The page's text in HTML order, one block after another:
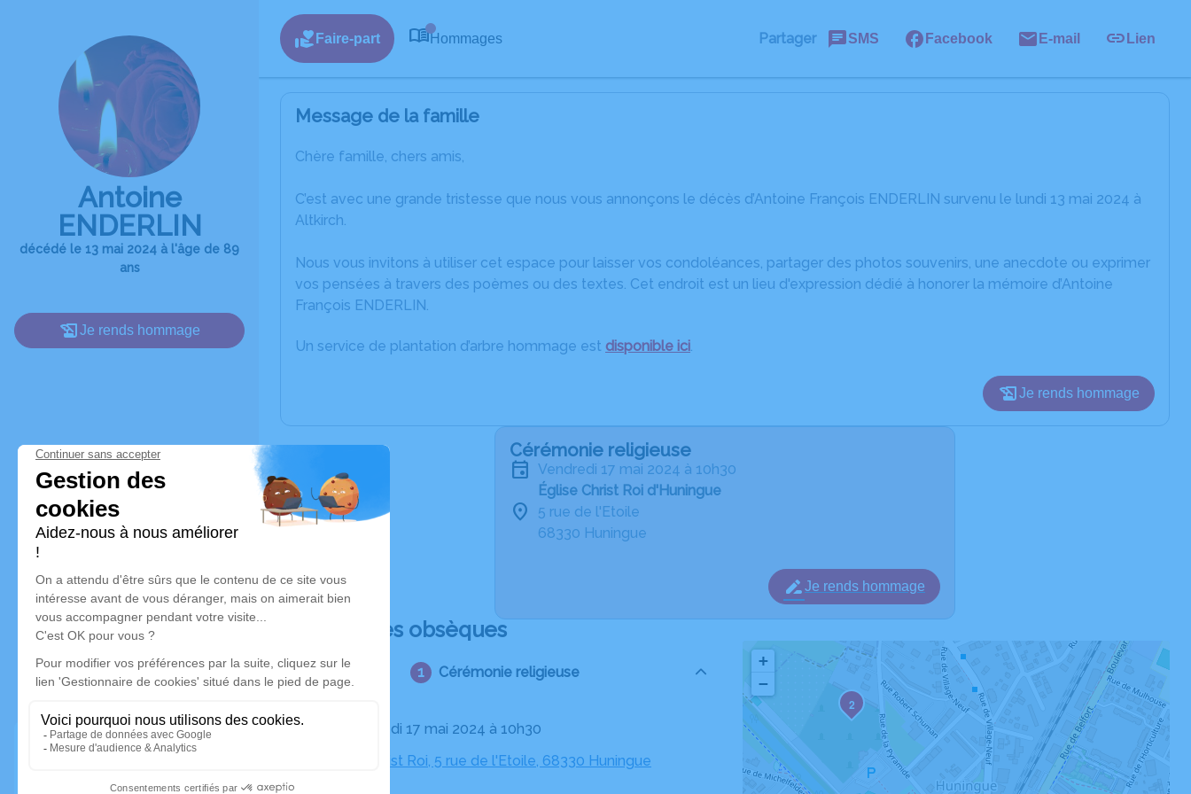
Antoine
ENDERLIN
décédé le 13 mai 2024 à l'âge de 89
ans
Je rends hommage
Faire-part Hommages Partager SMS Facebook E-mail Lien
Message de la famille
Chère famille, chers amis,
C’est avec une grande tristesse que nous vous annonçons le décès d’Antoine François ENDERLIN survenu le lundi 13 mai 2024 à
Altkirch.
Nous vous invitons à utiliser cet espace pour laisser vos condoléances, partager des photos souvenirs, une anecdote ou exprimer
vos pensées à travers des poèmes ou des textes. Cet endroit est un lieu d'expression dédié à honorer la mémoire d’Antoine
François ENDERLIN.
Un service de plantation d’arbre hommage est disponible ici.
Je rends hommage
Cérémonie religieuse
vendredi 17 mai 2024 à 10h30
Église Christ Roi d'Huningue
5 rue de l'Etoile
68330 Huningue
Je rends hommage
Déroulé des obsèques
Cérémonie religieuse
Le vendredi 17 mai 2024 à 10h30
Église Christ Roi, 5 rue de l'Etoile, 68330 Huningue
2
+
−